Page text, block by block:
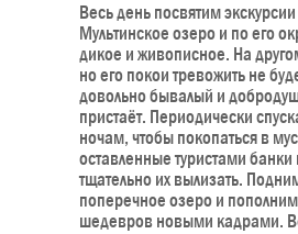
Весь день посвятим
Мультинское озеро и по его
дикое и живописное. На
но его покои тревожить не
довольно бывалый и
пристаёт. Периодически
ночам, чтобы покопаться в
оставленные туристами
тщательно их вылизать.
поперечное озеро и
шедевров новыми кадрами.